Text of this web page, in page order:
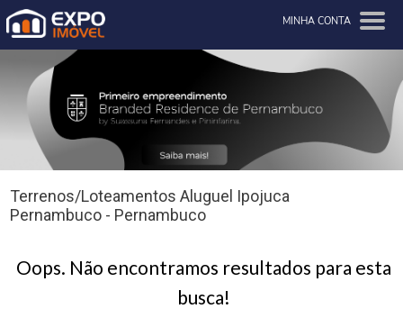
MINHA CONTA
Terrenos/Loteamentos Aluguel Ipojuca
Pernambuco - Pernambuco
Oops. Não encontramos resultados para esta
busca!